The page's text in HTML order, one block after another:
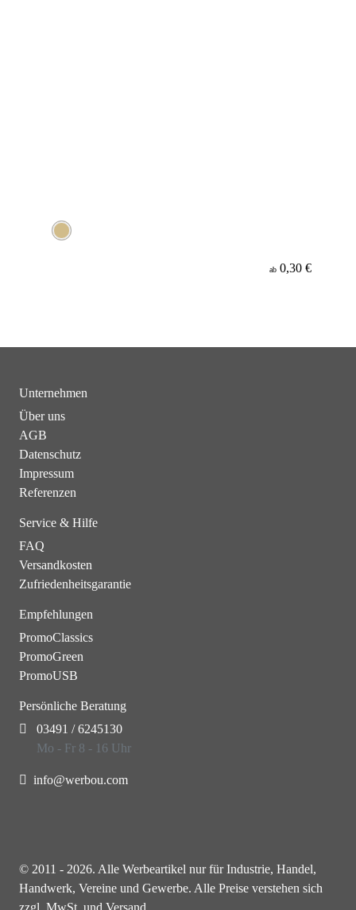
ab 0,30 €
Unternehmen
Über uns
AGB
Datenschutz
Impressum
Referenzen
Service & Hilfe
FAQ
Versandkosten
Zufriedenheitsgarantie
Empfehlungen
PromoClassics
PromoGreen
PromoUSB
Persönliche Beratung
03491 / 6245130
Mo - Fr 8 - 16 Uhr
info@werbou.com
© 2011 - 2026. Alle Werbeartikel nur für Industrie, Handel,
Handwerk, Vereine und Gewerbe. Alle Preise verstehen sich
zzgl. MwSt. und Versand.